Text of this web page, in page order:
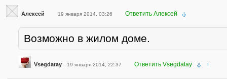
Алексей 19 января 2014, 03:26 Ответить Алексей
Возможно в жилом доме.
Vsegdatay 19 января 2014, 22:37 Ответить Vsegdatay ↑